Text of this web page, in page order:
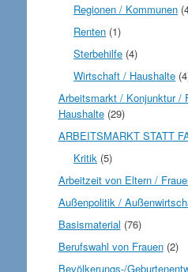
Regionen / Kommunen
Renten (1)
Sterbehilfe (4)
Wirtschaft / Haushalte
Arbeitsmarkt / Konjunktur /
Haushalte(29)
ARBEITSMARKT STATT
Kritik (5)
Arbeitzeit von Eltern /
Außenpolitik /
Basismaterial (76)
Berufswahl von Frauen(2)
Bevölkerungs-/